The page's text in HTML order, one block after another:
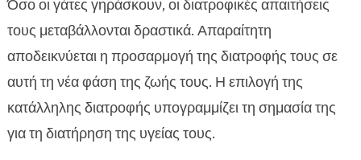
Όσο οι γάτες γηράσκουν, οι διατροφικές απαιτήσεις
τους μεταβάλλονται δραστικά. Απαραίτητη
αποδεικνύεται η προσαρμογή της διατροφής τους σε
αυτή τη νέα φάση της ζωής τους. Η επιλογή της
κατάλληλης διατροφής υπογραμμίζει τη σημασία της
για τη διατήρηση της υγείας τους.